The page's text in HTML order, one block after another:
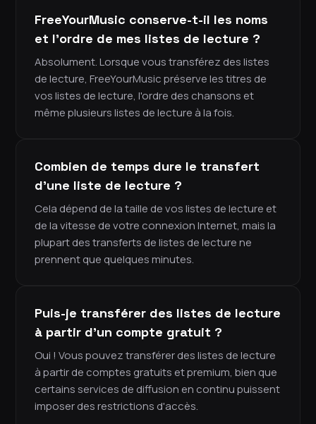
FreeYourMusic conserve-t-il les noms
et l'ordre de mes listes de lecture ?
Absolument. Lorsque vous transférez des listes
de lecture, FreeYourMusic préserve les titres de
vos listes de lecture, l'ordre des chansons et
même plusieurs listes de lecture à la fois.
Combien de temps dure le transfert
d'une liste de lecture ?
Cela dépend de la taille de vos listes de lecture et
de la vitesse de votre connexion Internet, mais la
plupart des transferts de listes de lecture ne
prennent que quelques minutes.
Puis-je transférer des listes de lecture
à partir d'un compte gratuit ?
Oui ! Vous pouvez transférer des listes de lecture
à partir de comptes gratuits et premium, bien que
certains services de diffusion en continu puissent
imposer des restrictions d'accès.